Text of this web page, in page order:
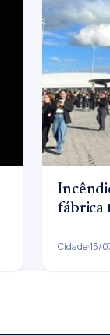
fábrica
Cidade15/